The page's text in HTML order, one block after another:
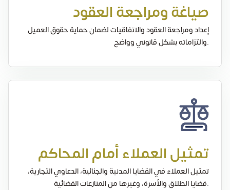
صياغة ومراجعة العقود
إعداد ومراجعة العقود والاتفاقيات لضمان حماية حقوق العميل
والتزاماته بشكل قانوني وواضح.
تمثيل العملاء أمام المحاكم
تمثيل العملاء في القضايا المدنية والجنائية، الدعاوي التجارية،
قضايا الطلاق والأسرة، وغيرها من المنازعات القضائية.